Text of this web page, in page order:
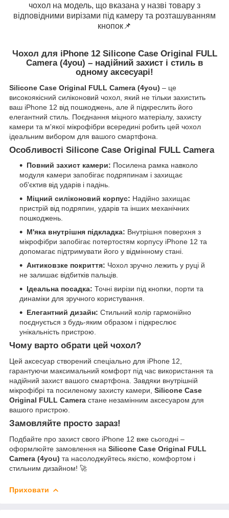
чохол на модель, що вказана у назві товару з
відповідними вирізами під камеру та розташуванням
кнопок📌
Чохол для iPhone 12 Silicone Case Original FULL
Camera (4you) – надійний захист і стиль в
одному аксесуарі!
Silicone Case Original FULL Camera (4you) – це
високоякісний силіконовий чохол, який не тільки захистить
ваш iPhone 12 від пошкоджень, але й підкреслить його
елегантний стиль. Поєднання міцного матеріалу, захисту
камери та м'якої мікрофібри всередині робить цей чохол
ідеальним вибором для вашого смартфона.
Особливості Silicone Case Original FULL Camera
Повний захист камери: Посилена рамка навколо
модуля камери запобігає подряпинам і захищає
об'єктив від ударів і падінь.
Міцний силіконовий корпус: Надійно захищає
пристрій від подряпин, ударів та інших механічних
пошкоджень.
М'яка внутрішня підкладка: Внутрішня поверхня з
мікрофібри запобігає потертостям корпусу iPhone 12 та
допомагає підтримувати його у відмінному стані.
Антиковзке покриття: Чохол зручно лежить у руці й
не залишає відбитків пальців.
Ідеальна посадка: Точні вирізи під кнопки, порти та
динаміки для зручного користування.
Елегантний дизайн: Стильний колір гармонійно
поєднується з будь-яким образом і підкреслює
унікальність пристрою.
Чому варто обрати цей чохол?
Цей аксесуар створений спеціально для iPhone 12,
гарантуючи максимальний комфорт під час використання та
надійний захист вашого смартфона. Завдяки внутрішній
мікрофібрі та посиленому захисту камери, Silicone Case
Original FULL Camera стане незамінним аксесуаром для
вашого пристрою.
Замовляйте просто зараз!
Подбайте про захист свого iPhone 12 вже сьогодні –
оформлюйте замовлення на Silicone Case Original FULL
Camera (4you) та насолоджуйтесь якістю, комфортом і
стильним дизайном! 🚀
Приховати